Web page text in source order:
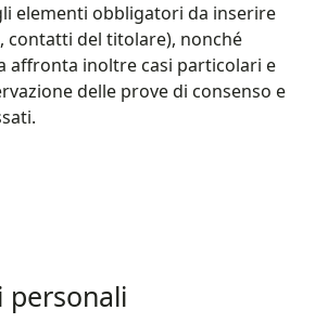
elementi obbligatori da inserire
contatti del titolare), nonché
affronta inoltre casi particolari e
delle prove di consenso e
personali​